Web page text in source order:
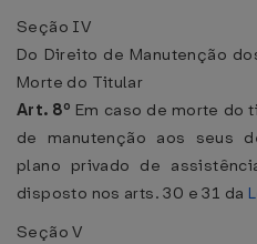
Seção IV
Do Direito de Manutenção
Morte do Titular
Art. 8º Em caso de morte do
de manutenção aos seus
plano privado de
disposto nos arts. 30 e 31 da
Seção V